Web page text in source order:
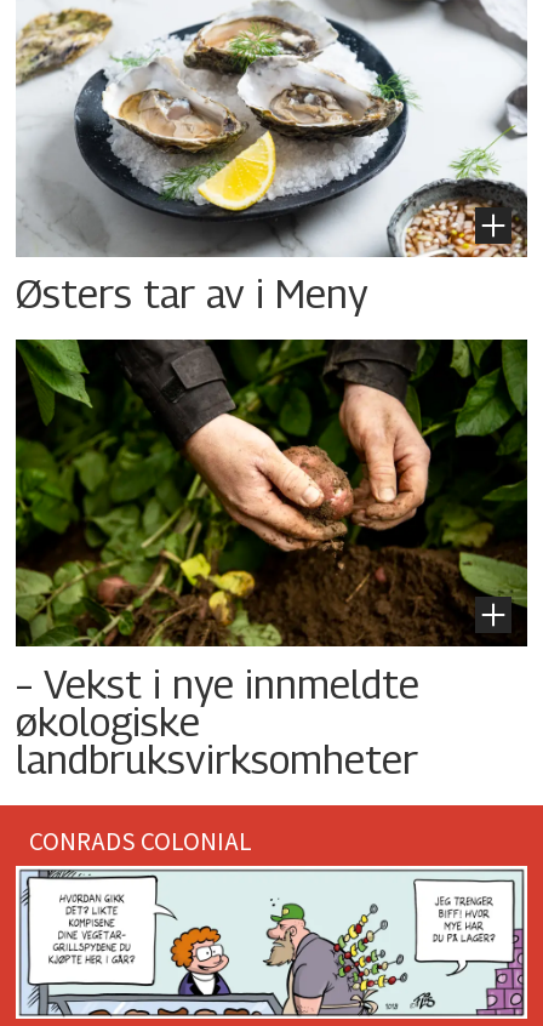
Østers tar av i Meny
– Vekst i nye innmeldte
økologiske
landbruksvirksomheter
CONRADS COLONIAL